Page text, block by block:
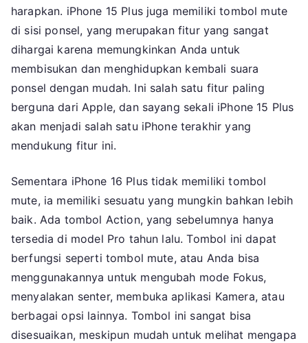
harapkan. iPhone 15 Plus juga memiliki tombol mute
di sisi ponsel, yang merupakan fitur yang sangat
dihargai karena memungkinkan Anda untuk
membisukan dan menghidupkan kembali suara
ponsel dengan mudah. Ini salah satu fitur paling
berguna dari Apple, dan sayang sekali iPhone 15 Plus
akan menjadi salah satu iPhone terakhir yang
mendukung fitur ini.
Sementara iPhone 16 Plus tidak memiliki tombol
mute, ia memiliki sesuatu yang mungkin bahkan lebih
baik. Ada tombol Action, yang sebelumnya hanya
tersedia di model Pro tahun lalu. Tombol ini dapat
berfungsi seperti tombol mute, atau Anda bisa
menggunakannya untuk mengubah mode Fokus,
menyalakan senter, membuka aplikasi Kamera, atau
berbagai opsi lainnya. Tombol ini sangat bisa
disesuaikan, meskipun mudah untuk melihat mengapa